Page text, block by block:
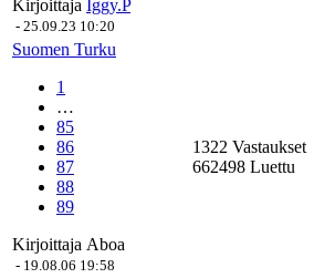
Kirjoittaja Iggy.P
- 25.09.23 10:20
Suomen Turku
1
…
85
86
87
88
89
Kirjoittaja Aboa
- 19.08.06 19:58
1322 Vastaukset
662498 Luettu